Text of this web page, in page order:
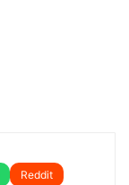
Reddit